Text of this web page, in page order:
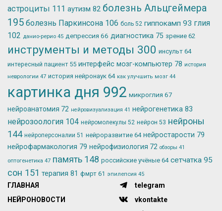
астроциты 111 аутизм 82 болезнь Альцгеймера
195 болезнь Паркинсона 106 боль 52 гиппокамп 93 глия
102 данио-рерио 45 депрессия 66 диагностика 75 зрение 62
инструменты и методы 300 инсульт 64
интересный пациент 55 интерфейс мозг-компьютер 78 история
неврологии 47 история нейронаук 64 как улучшить мозг 44
картинка дня 992 микроглия 67
нейроанатомия 72 нейровизуализация 41 нейрогенетика 83
нейрозоология 104 нейромолекулы 52 нейрон 53 нейроны
144 нейроперсоналии 51 нейроразвитие 64 нейростарости 79
нейрофармакология 79 нейрофизиология 72 обзоры 41
оптогенетика 47 память 148 российские учёные 64 сетчатка 95
сон 151 терапия 81 фмрт 61 эпилепсия 45
ГЛАВНАЯ
НЕЙРОНОВОСТИ
telegram
vkontakte